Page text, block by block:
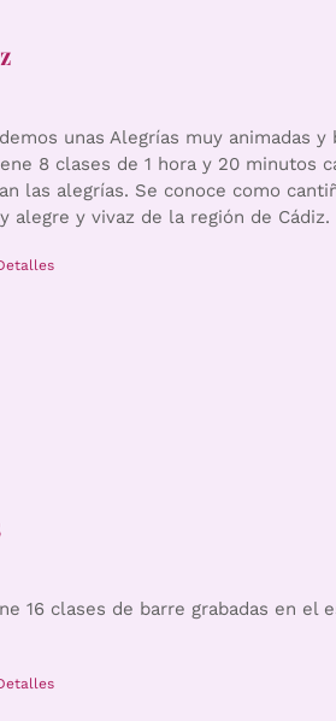
unas Alegrías muy animadas
8 clases de 1 hora y 20 minutos
las alegrías. Se conoce como
alegre y vivaz de la región de Cádiz.
16 clases de barre grabadas en el